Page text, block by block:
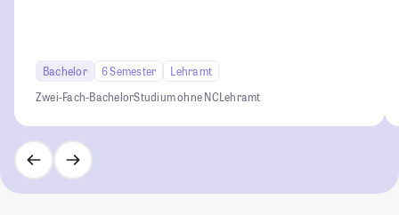
Bachelor 6 Semester
Lehramt
Zwei-Fach-BachelorStudium ohne NCLehramt